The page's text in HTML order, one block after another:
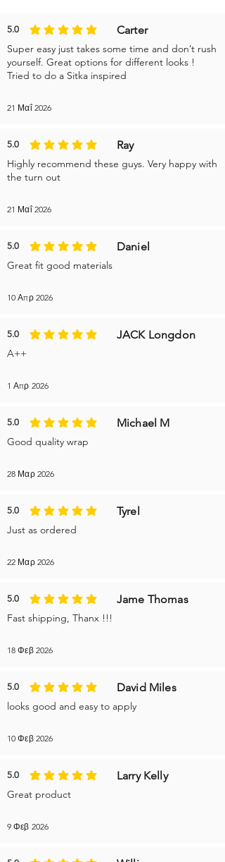
5.0
η μέση βαθμολογία είναι 5 από 5
Carter
Super easy just takes some time and don’t rush
yourself. Great options for different looks !
Tried to do a Sitka inspired
21 Μαΐ 2026
5.0
η μέση βαθμολογία είναι 5 από 5
Ray
Highly recommend these guys. Very happy with
the turn out
21 Μαΐ 2026
5.0
η μέση βαθμολογία είναι 5 από 5
Daniel
Great fit good materials
10 Απρ 2026
5.0
η μέση βαθμολογία είναι 5 από 5JACK Longdon
A++
1 Απρ 2026
5.0
η μέση βαθμολογία είναι 5 από 5Michael M
Good quality wrap
28 Μαρ 2026
5.0
η μέση βαθμολογία είναι 5 από 5
Tyrel
Just as ordered
22 Μαρ 2026
5.0
η μέση βαθμολογία είναι 5 από 5Jame Thomas
Fast shipping, Thanx !!!
18 Φεβ 2026
5.0
η μέση βαθμολογία είναι 5 από 5David Miles
looks good and easy to apply
10 Φεβ 2026
5.0
η μέση βαθμολογία είναι 5 από 5Larry Kelly
Great product
9 Φεβ 2026